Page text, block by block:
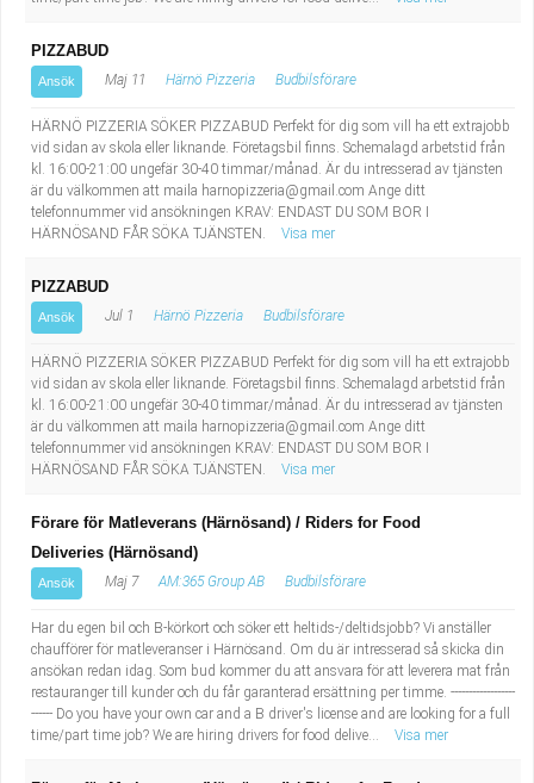
PIZZABUD
Ansök Maj 11 Härnö Pizzeria Budbilsförare
HÄRNÖ PIZZERIA SÖKER PIZZABUD Perfekt för dig som vill ha ett extrajobb
vid sidan av skola eller liknande. Företagsbil finns. Schemalagd arbetstid från
kl. 16:00-21:00 ungefär 30-40 timmar/månad. Är du intresserad av tjänsten
är du välkommen att maila harnopizzeria@gmail.com Ange ditt
telefonnummer vid ansökningen KRAV: ENDAST DU SOM BOR I
HÄRNÖSAND FÅR SÖKA TJÄNSTEN.
Visa mer
PIZZABUD
Ansök Jul 1 Härnö Pizzeria Budbilsförare
HÄRNÖ PIZZERIA SÖKER PIZZABUD Perfekt för dig som vill ha ett extrajobb
vid sidan av skola eller liknande. Företagsbil finns. Schemalagd arbetstid från
kl. 16:00-21:00 ungefär 30-40 timmar/månad. Är du intresserad av tjänsten
är du välkommen att maila harnopizzeria@gmail.com Ange ditt
telefonnummer vid ansökningen KRAV: ENDAST DU SOM BOR I
HÄRNÖSAND FÅR SÖKA TJÄNSTEN.
Visa mer
Förare för Matleverans (Härnösand) / Riders for Food
Deliveries (Härnösand)
Ansök Maj 7 AM:365 Group AB Budbilsförare
Har du egen bil och B-körkort och söker ett heltids-/deltidsjobb? Vi anställer
chaufförer för matleveranser i Härnösand. Om du är intresserad så skicka din
ansökan redan idag. Som bud kommer du att ansvara för att leverera mat från
restauranger till kunder och du får garanterad ersättning per timme. ------------------
------ Do you have your own car and a B driver's license and are looking for a full
time/part time job? We are hiring drivers for food delive...
Visa mer